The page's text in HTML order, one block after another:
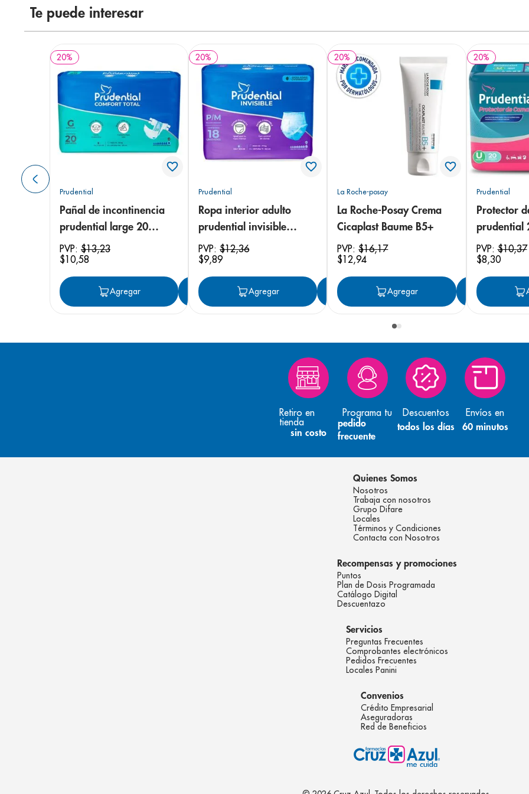
Te puede interesar
20%
Prudential
Pañal de incontinencia
prudential large 20
unidades
PVP: $13,23
$10,58
Agregar Agregar
20%
Prudential
Ropa interior adulto
prudential invisible
small/medium 18
unidades
PVP:$12,36
$9,89
Agregar Agregar
20%
La Roche-posay
La Roche-Posay Crema
Cicaplast Baume B5+
PVP:$16,17
$12,94
Agregar
20%
Prudential
Protector
prudential
PVP:$10,37
$8,30
Retiro en
tienda
sin costo
Programa tu
pedido
frecuente
Descuentos
todos los días
Envíos en
60 minutos
Quienes Somos
Nosotros
Trabaja con nosotros
Grupo Difare
Locales
Términos y Condiciones
Contacta con Nosotros
Recompensas y promociones
Puntos
Plan de Dosis Programada
Catálogo Digital
Descuentazo
Servicios
Preguntas Frecuentes
Comprobantes electrónicos
Pedidos Frecuentes
Locales Panini
Convenios
Crédito Empresarial
Aseguradoras
Red de Beneficios